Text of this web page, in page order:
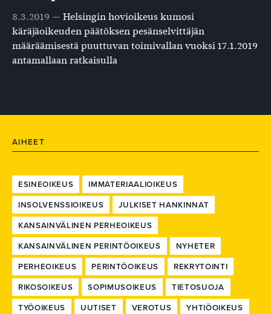
8.3.2019 — Helsingin hovioikeus kumosi
käräjäoikeuden päätöksen pesänselvittäjän
määräämisestä puuttuvan toimivallan vuoksi 17.1.2019
antamallaan ratkaisulla
AIHEET
ESINEOIKEUS IMMATERIAALIOIKEUS
INSOLVENSSIOIKEUS JULKISET HANKINNAT
KANSAINVÄLINEN PERHEOIKEUS
KANSAINVÄLINEN PERINTÖOIKEUS NYHETER
PERHEOIKEUS PERINTÖOIKEUS REKRYTOINTI
RIKOSOIKEUS SOPIMUSOIKEUS TIETOSUOJA
TYÖOIKEUS UUTISET VEROTUS YHTIÖOIKEUS